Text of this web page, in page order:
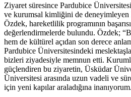
Ziyaret süresince Pardubice
ve kurumsal kimliğini de
Özdek, hareketlilik programının
değerlendirmelerde bulundu. Özdek;
hem de kültürel açıdan son derece
Pardubice Üniversitesindeki
bizleri ziyadesiyle memnun etti.
güçlendiren bu ziyaretin, Üsküdar
Üniversitesi arasında uzun vadeli ve
için yeni kapılar araladığına